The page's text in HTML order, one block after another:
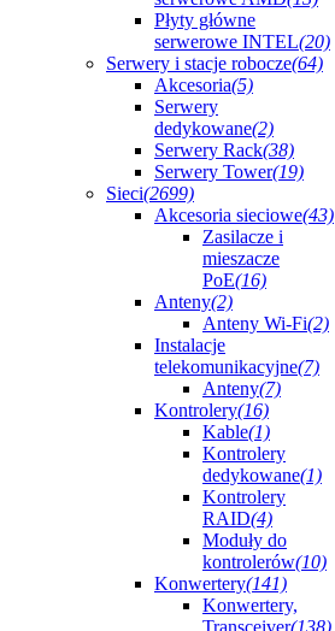
Płyty główne
serwerowe INTEL(20)
Serwery i stacje robocze(64)
Akcesoria(5)
Serwery
dedykowane(2)
Serwery Rack(38)
Serwery Tower(19)
Sieci(2699)
Akcesoria sieciowe(43)
Zasilacze i
mieszacze
PoE(16)
Anteny(2)
Anteny Wi-Fi(2)
Instalacje
telekomunikacyjne(7)
Anteny(7)
Kontrolery(16)
Kable(1)
Kontrolery
dedykowane(1)
Kontrolery
RAID(4)
Moduły do
kontrolerów(10)
Konwertery(141)
Konwertery,
Transceiver(138)